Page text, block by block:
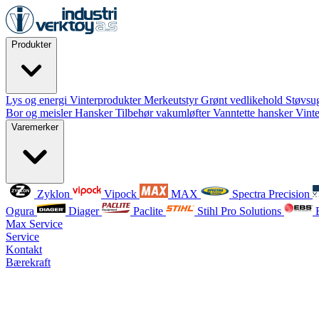
Produkter
Lys og energi VinterprodukterMerkeutstyrGrønt vedlikehold
Bor og meislerHanskerTilbehør vakumløfterVanntette hansker
Varemerker
Zyklon Vipock MAX
Spectra Precision
Ogura
Diager Paclite Stihl Pro Solutions
Max Service
Service
Kontakt
Bærekraft